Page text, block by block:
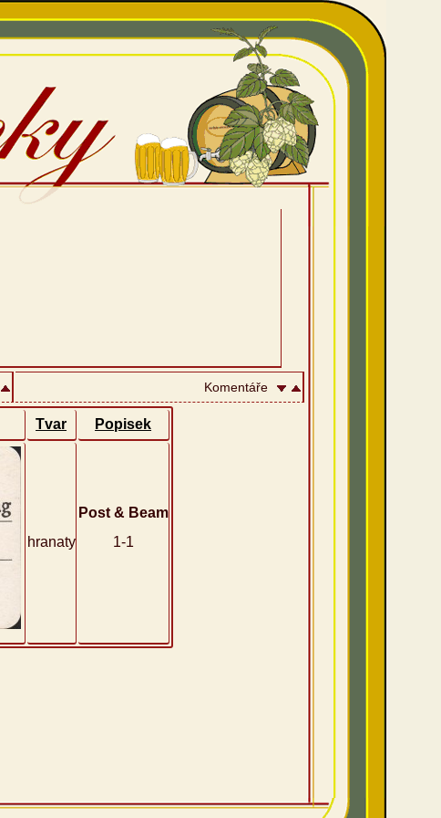
Komentáře
Tvar Popisek
hranaty
Post & Beam
1-1